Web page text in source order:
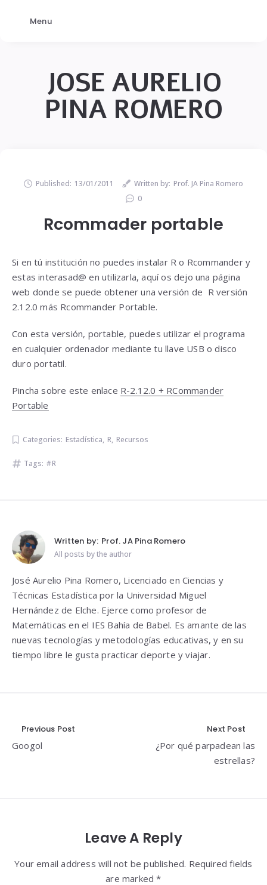
JOSE AURELIO
PINA ROMERO
Published: 13/01/2011 Written by: Prof. JA Pina Romero
0
Rcommader portable
Si en tú institución no puedes instalar R o Rcommander y
estas interasad@ en utilizarla, aquí os dejo una página
web donde se puede obtener una versión de R versión
2.12.0 más Rcommander Portable.
Con esta versión, portable, puedes utilizar el programa
en cualquier ordenador mediante tu llave USB o disco
duro portatil.
Pincha sobre este enlace R-2.12.0 + RCommander
Portable
Categories: Estadística, R, Recursos
Tags: R
Written by: Prof. JA Pina Romero
All posts by the author
José Aurelio Pina Romero, Licenciado en Ciencias y
Técnicas Estadística por la Universidad Miguel
Hernández de Elche. Ejerce como profesor de
Matemáticas en el IES Bahía de Babel. Es amante de las
nuevas tecnologías y metodologías educativas, y en su
tiempo libre le gusta practicar deporte y viajar.
Navegación
de
Previous Post
Googol
Next Post
¿Por qué parpadean las
estrellas?
Leave A Reply
Your email address will not be published. Required fields
are marked *
Menu